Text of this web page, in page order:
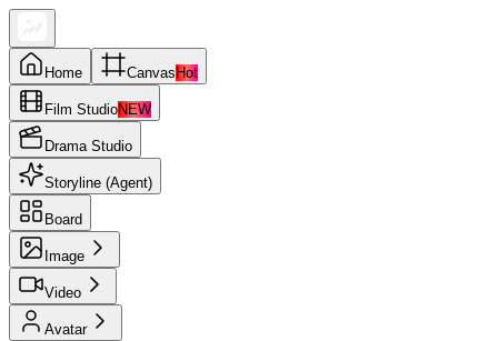
Home Canvas Hot
Film StudioNEW
Drama Studio
Storyline (Agent)
Board
Image
Video
Avatar